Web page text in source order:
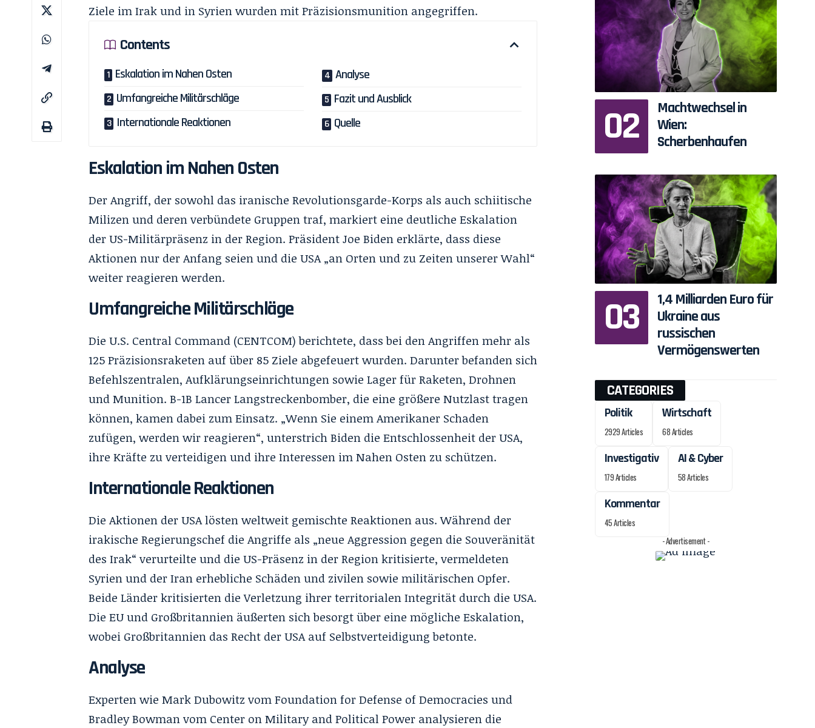
Ziele im Irak und in Syrien wurden mit Präzisionsmunition angegriffen.
Contents
Eskalation im Nahen Osten
Umfangreiche Militärschläge
Internationale Reaktionen
Analyse
Fazit und Ausblick
Quelle
Eskalation im Nahen Osten
Der Angriff, der sowohl das iranische Revolutionsgarde-Korps als auch schiitische
Milizen und deren verbündete Gruppen traf, markiert eine deutliche Eskalation
der US-Militärpräsenz in der Region. Präsident Joe Biden erklärte, dass diese
Aktionen nur der Anfang seien und die USA „an Orten und zu Zeiten unserer Wahl“
weiter reagieren werden.
Umfangreiche Militärschläge
Die U.S. Central Command (CENTCOM) berichtete, dass bei den Angriffen mehr als
125 Präzisionsraketen auf über 85 Ziele abgefeuert wurden. Darunter befanden sich
Befehlszentralen, Aufklärungseinrichtungen sowie Lager für Raketen, Drohnen
und Munition. B-1B Lancer Langstreckenbomber, die eine größere Nutzlast tragen
können, kamen dabei zum Einsatz. „Wenn Sie einem Amerikaner Schaden
zufügen, werden wir reagieren“, unterstrich Biden die Entschlossenheit der USA,
ihre Kräfte zu verteidigen und ihre Interessen im Nahen Osten zu schützen.
Internationale Reaktionen
Die Aktionen der USA lösten weltweit gemischte Reaktionen aus. Während der
irakische Regierungschef die Angriffe als „neue Aggression gegen die Souveränität
des Irak“ verurteilte und die US-Präsenz in der Region kritisierte, vermeldeten
Syrien und der Iran erhebliche Schäden und zivilen sowie militärischen Opfer.
Beide Länder kritisierten die Verletzung ihrer territorialen Integrität durch die USA.
Die EU und Großbritannien äußerten sich besorgt über eine mögliche Eskalation,
wobei Großbritannien das Recht der USA auf Selbstverteidigung betonte.
Analyse
Experten wie Mark Dubowitz vom Foundation for Defense of Democracies und
Bradley Bowman vom Center on Military and Political Power analysieren die
Machtwechsel in
Wien:
Scherbenhaufen
1,4 Milliarden Euro für
Ukraine aus
russischen
Vermögenswerten
CATEGORIES
Politik
2929 Articles
Wirtschaft
68 Articles
Investigativ
179 Articles
AI & Cyber
58 Articles
Kommentar
45 Articles
- Advertisement -